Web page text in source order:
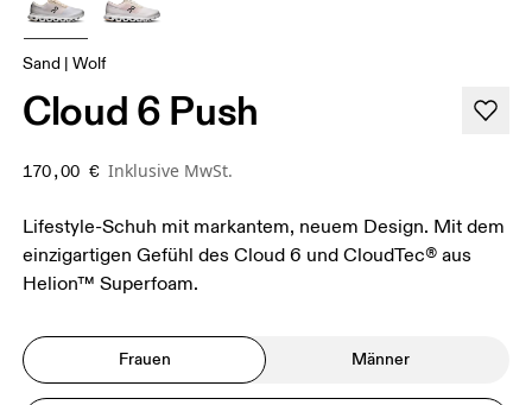
Sand | Wolf
Cloud 6 Push
170,00 € Inklusive MwSt.
Lifestyle-Schuh mit markantem, neuem Design. Mit dem
einzigartigen Gefühl des Cloud 6 und CloudTec® aus
Helion™ Superfoam.
Frauen Männer